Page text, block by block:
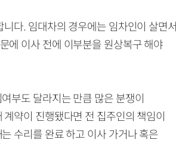
니다. 임대차의 경우에는 임차인이 살면서
에 이사 전에 이부분을 원상복구해야
부도 달라지는 만큼 많은 분쟁이
약이 진행됐다면 전 집주인의 책임이
는 수리를 완료 하고 이사 가거나 혹은